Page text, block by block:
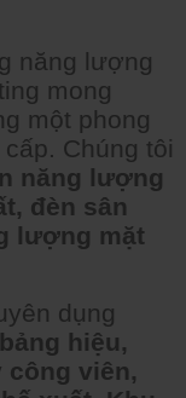
năng lượng
mong
một phong
Chúng tôi
năng lượng
đèn sân
lượng mặt
dụng
hiệu,
công viên,